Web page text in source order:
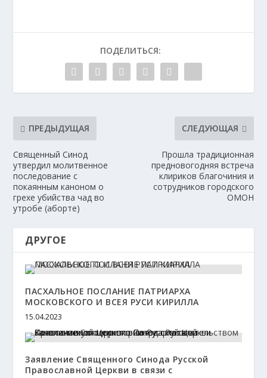
ПОДЕЛИТЬСЯ:
ПРЕДЫДУЩАЯ
Священный Синод
утвердил молитвенное
последование с
покаянным каноном о
грехе убийства чад во
утробе (аборте)
СЛЕДУЮЩАЯ
Прошла традиционная
предновогодняя встреча
клириков благочиния и
сотрудников городского
ОМОН
ДРУГОЕ
ПАСХАЛЬНОЕ ПОСЛАНИЕ ПАТРИАРХА
МОСКОВСКОГО И ВСЕЯ РУСИ КИРИЛЛА
15.04.2023
Заявление Священного Синода Русской
Православной Церкви в связи с